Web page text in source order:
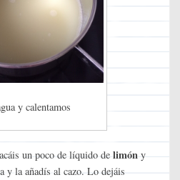
y calentamos
un poco de líquido delimóny
y la añadís al cazo. Lo dejáis